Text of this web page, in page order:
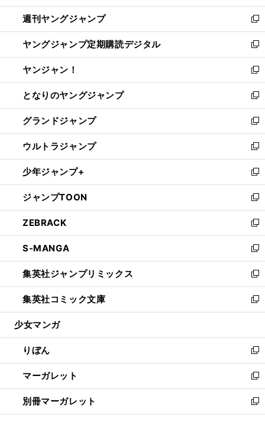
開
く
ウ
で
開
く
ン
ド
ウ
で
開
く
ウ
ィ
ン
ド
ウ
で
開
く
週刊ヤングジャンプ
新
し
い
ウ
ィ
ン
ド
ウ
で
開
く
ヤングジャンプ定期購読デジタル
新
し
い
ウ
ィ
ン
ド
ウ
で
開
く
ヤンジャン！
新
し
い
ウ
ィ
ン
ド
ウ
で
開
く
となりのヤングジャンプ
新
し
い
ウ
ィ
ン
ド
ウ
で
開
く
グランドジャンプ
新
し
い
ウ
ィ
ン
ド
ウ
で
開
く
ウルトラジャンプ
新
し
い
ウ
ィ
ン
ド
ウ
で
開
く
少年ジャンプ+
新
し
い
ウ
ィ
ン
ド
ウ
で
開
く
ジャンプTOON
新
し
い
ウ
ィ
ン
ド
ウ
で
開
ZEBRACK
新
し
い
ウ
ィ
ン
ド
ウ
開
く
S-MANGA
新
し
い
ウ
ィ
ン
ウ
で
開
く
集英社ジャンプリミックス
新
し
い
ウ
ン
ド
ウ
で
開
く
集英社コミック文庫
新
し
ウ
ィ
ン
ド
ウ
で
開
少女マンガ
りぼん
新
し
い
ウ
ィ
ン
マーガレット
新
し
い
ウ
別冊マーガレット
新
し